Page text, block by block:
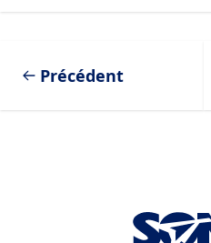
Précédent